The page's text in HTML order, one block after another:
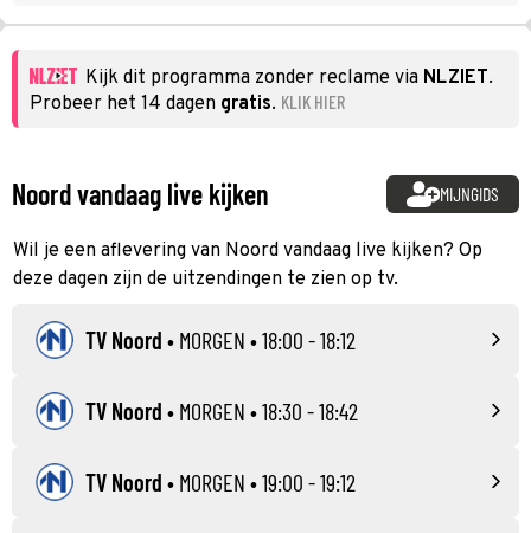
Kijk dit programma zonder reclame via NLZIET.
Probeer het 14 dagen gratis. KLIK HIER
Noord vandaag live kijken MIJNGIDS
Wil je een aflevering van Noord vandaag live kijken? Op
deze dagen zijn de uitzendingen te zien op tv.
TV Noord • MORGEN • 18:00 - 18:12
TV Noord • MORGEN • 18:30 - 18:42
TV Noord • MORGEN • 19:00 - 19:12